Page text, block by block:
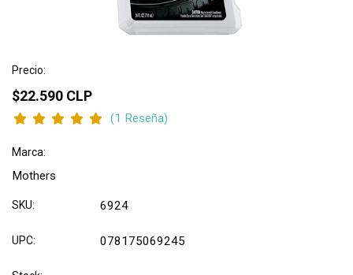
Precio:
$22.590 CLP
(1 Reseña)
Marca:
Mothers
SKU: 6924
UPC: 078175069245